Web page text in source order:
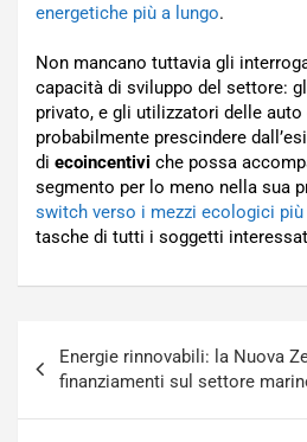
energetiche più a lungo.
Non mancano tuttavia gli
capacità di sviluppo del settore:
privato, e gli utilizzatori delle
probabilmente prescindere
di ecoincentivi che possa
segmento per lo meno nella sua
switch verso i mezzi ecologici
tasche di tutti i soggetti
articoli
Energie rinnovabili: la Nuova
finanziamenti sul settore